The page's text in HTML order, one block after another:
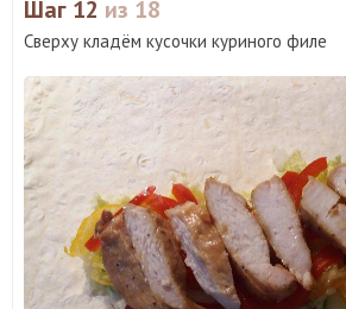
Шаг 12 из 18
Сверху кладём кусочки куриного филе